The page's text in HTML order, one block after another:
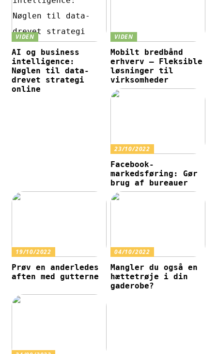
VIDEN
AI og business
intelligence:
Nøglen til data-
drevet strategi
online
VIDEN
Mobilt bredbånd
erhverv – Fleksible
løsninger til
virksomheder
23/10/2022
Facebook-
markedsføring: Gør
brug af bureauer
19/10/2022
Prøv en anderledes
aften med gutterne
04/10/2022
Mangler du også en
hættetrøje i din
gaderobe?